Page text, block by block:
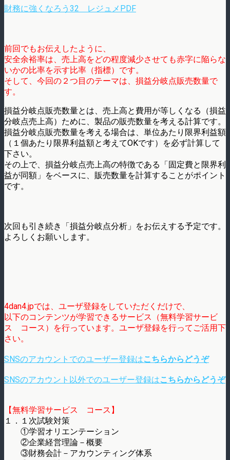
財務に強くなろう32 レジュメPDF
前回でもお伝えしたように、
安全余裕率は、売上高をどの程度減少させても赤字に陥らな
いかの比率を示す比率（指標）です。
そして、今回の２つ目のテーマは、損益分岐点販売数量で
す。
損益分岐点販売数量とは、売上高と費用が等しくなる（損益
分岐点売上高）ために、製品の販売数量を考える計算です。
損益分岐点販売数量を考える場合は、単位あたり限界利益額
（１個あたり限界利益額と考えてOKです）を必ず計算して
下さい。
その上で、損益分岐点売上高の特徴である「固定費と限界利
益が同額」をベースに、販売数量を計算することがポイント
です。
次回も引き続き「損益分岐点分析」をお伝えする予定です。
よろしくお願いします。
4dan4.jpでは、ユーザ登録をしていただくだけで、
以下のコンテンツが学習できるサービス（無料学習サービ
ス コース）を行っています。ユーザ登録を行ってご活用下
さい。
SNSのアカウントでのユーザー登録はこちらからどうぞ
SNSのアカウント以外でのユーザー登録はこちらからどうぞ
【無料学習サービス コース】
１．１次試験対策
①学習オリエンテーション
②企業経営理論－概要
③財務会計－アカウンティング体系